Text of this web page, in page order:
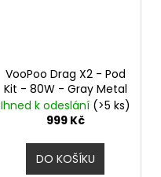
VooPoo Drag X2 - Pod
Kit - 80W - Gray Metal
Ihned k odeslání (>5 ks)
999 Kč
DO KOŠÍKU